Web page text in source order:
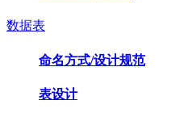
数据表
命名方式/设计规范
表设计